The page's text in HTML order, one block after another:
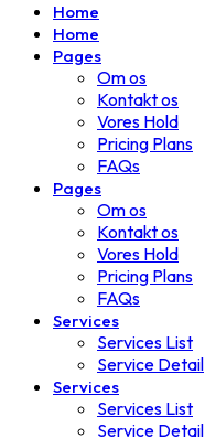
Home
Home
Pages
Om os
Kontakt os
Vores Hold
Pricing Plans
FAQs
Pages
Om os
Kontakt os
Vores Hold
Pricing Plans
FAQs
Services
Services List
Service Detail
Services
Services List
Service Detail